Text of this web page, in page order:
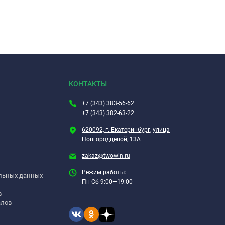
данных
КОНТАКТЫ
+7 (343) 383-56-62
+7 (343) 382-63-22
620092, г. Екатеринбург, улица
Новгородцевой, 13А
zakaz@twowin.ru
Режим работы:
Пн-Сб 9:00—19:00